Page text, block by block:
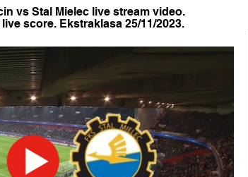
vs Stal Mielec live stream video.
score. Ekstraklasa 25/11/2023.